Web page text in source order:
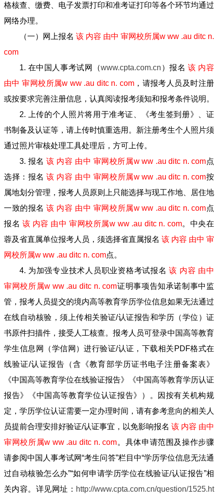
格核查、缴费、电子发票打印和准考证打印等各个环节均通过
网络办理。
（一）网上报名 该 内容 由中 审网校所属w ww .au ditc n.
com
1. 在中国人事考试网（www.cpta.com.cn ）报名 该 内容
由中 审网校所属w ww .au ditc n. com，请报考人员及时注册
或按要求完善注册信息，认真阅读报考须知和报考条件说明。
2. 上传的个人照片将用于准考证、《考生签到册》、证
书制备及认证等，请上传时慎重选用。新注册考生个人照片须
通过照片审核处理工具处理后，方可上传。
3. 报名 该 内容 由中 审网校所属w ww .au ditc n. com点
选择：报名 该 内容 由中 审网校所属w ww .au ditc n. com按
属地划分管理，报考人员原则上只能选择与现工作地、居住地
一致的报名 该 内容 由中 审网校所属w ww .au ditc n. com点
报名 该 内容 由中 审网校所属w ww .au ditc n. com。中央在
蓉及省直属单位报考人员，须选择省直属报名 该 内容 由中 审
网校所属w ww .au ditc n. com点。
4. 为加强专业技术人员职业资格考试报名 该 内容 由中
审网校所属w ww .au ditc n. com证明事项告知承诺制事中监
管，报考人员提交的境内高等教育学历学位信息如果无法通过
在线自动核验，须上传相关验证/认证报告和学历（学位）证
书原件扫描件，接受人工核查。报考人员可登录中国高等教育
学生信息网（学信网）进行验证/认证，下载相关PDF格式在
线验证/认证报告（含《教育部学历证书电子注册备案表》
《中国高等教育学位在线验证报告》《中国高等教育学历认证
报告》《中国高等教育学位认证报告》）。因按有关机构规
定，学历学位认证需要一定办理时间，请有参考意向的相关人
员提前合理安排好验证/认证事宜，以免影响报名 该 内容 由中
审网校所属w ww .au ditc n. com。具体申请范围及操作步骤
请参阅中国人事考试网“考生问答”栏目中“学历学位信息无法通
过自动核验怎么办”“如何申请学历学位在线验证/认证报告”相
关内容。详见网址： http://www.cpta.com.cn/question/1525.ht